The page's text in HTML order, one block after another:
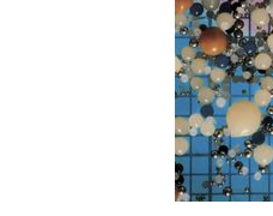
Angebotsanfrage
Probiotics Encapsulation
Powering Green
Shaping of
Recovery of cobalt from
Bestätigungsseite Anfrage
Bestätigungsseite
Zusatzinformationen
Bestätigungsseite
Account Aktiviert
Passwort vergessen
Neu Registrieren